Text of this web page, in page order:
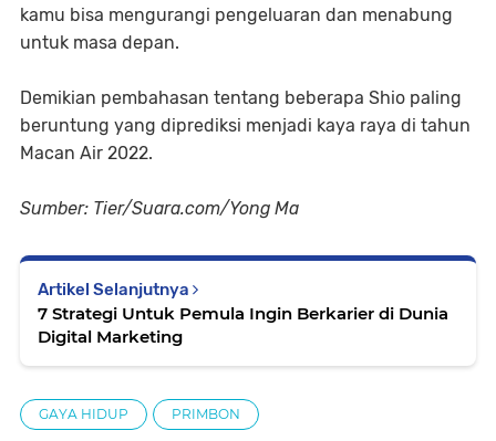
kamu bisa mengurangi pengeluaran dan menabung
untuk masa depan.
Demikian pembahasan tentang beberapa Shio paling
beruntung yang diprediksi menjadi kaya raya di tahun
Macan Air 2022.
Sumber: Tier/Suara.com/Yong Ma
Artikel Selanjutnya
7 Strategi Untuk Pemula Ingin Berkarier di Dunia
Digital Marketing
GAYA HIDUP PRIMBON